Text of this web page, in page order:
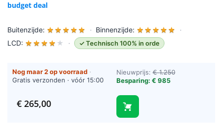
budget deal
Buitenzijde: ★ ★ ★ ★ ★ · Binnenzijde: ★ ★ ★ ★ ★
·
LCD: ★ ★ ★ ★ ★ · ✓ Technisch 100% in orde
Nog maar 2 op voorraad ·
Gratis verzonden · vóór 15:00
Nieuwprijs:€ 1.250
Besparing: € 985
€265,00